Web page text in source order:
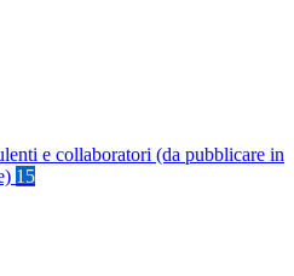
e collaboratori (da pubblicare in
15